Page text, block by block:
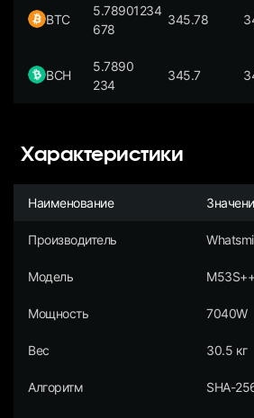
BTC
5.78901234
678
345.78
BCH
5.7890
234
345.7
Характеристики
Наименование
Производитель
Модель M53S++
Мощность 7040W
Вес 30.5 кг
Алгоритм SHA-